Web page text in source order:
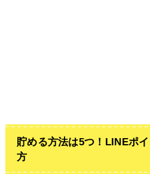
貯める方法は5つ！LINEポ
方